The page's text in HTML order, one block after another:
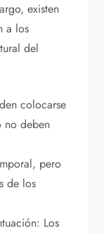
existen
a los
del
colocarse
no deben
pero
de los
Los